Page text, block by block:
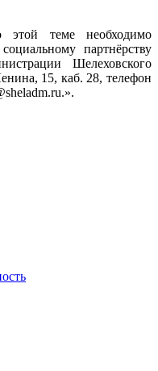
теме необходимо
партнёрству
Шелеховского
15, каб. 28, телефон